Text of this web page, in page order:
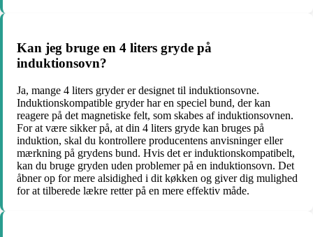
Kan jeg bruge en 4 liters gryde på
induktionsovn?
Ja, mange 4 liters gryder er designet til induktionsovne.
Induktionskompatible gryder har en speciel bund, der kan
reagere på det magnetiske felt, som skabes af induktionsovnen.
For at være sikker på, at din 4 liters gryde kan bruges på
induktion, skal du kontrollere producentens anvisninger eller
mærkning på grydens bund. Hvis det er induktionskompatibelt,
kan du bruge gryden uden problemer på en induktionsovn. Det
åbner op for mere alsidighed i dit køkken og giver dig mulighed
for at tilberede lækre retter på en mere effektiv måde.